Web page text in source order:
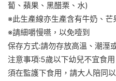
蔔、蘋果、黑醋栗、水)
※此生產線亦生產含有牛奶、芒
※請細嚼慢嚥，以免噎到
保存方式:請勿存放高溫、潮溼
注意事項:5歲以下幼兒不宜食
須在監護下食用，請大人陪同